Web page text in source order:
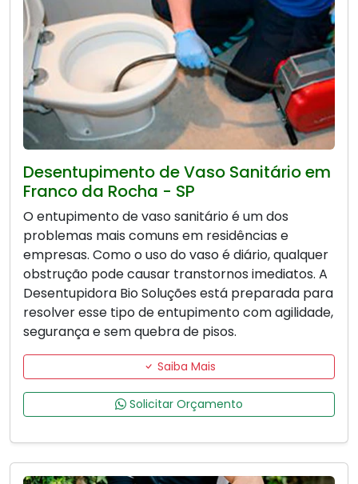
Desentupimento de Vaso Sanitário em
Franco da Rocha - SP
O entupimento de vaso sanitário é um dos
problemas mais comuns em residências e
empresas. Como o uso do vaso é diário, qualquer
obstrução pode causar transtornos imediatos. A
Desentupidora Bio Soluções está preparada para
resolver esse tipo de entupimento com agilidade,
segurança e sem quebra de pisos.
Saiba Mais
Solicitar Orçamento